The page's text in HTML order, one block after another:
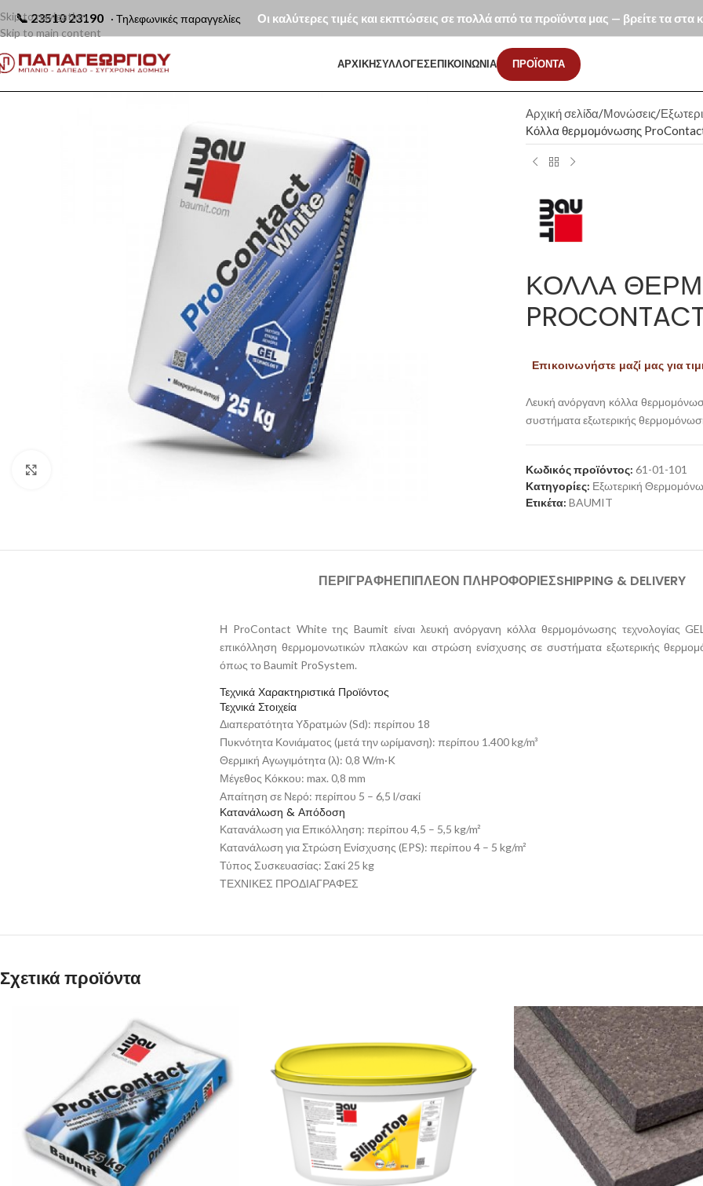
📞 23510 23190 · Τηλεφωνικές παραγγελίες Οι καλύτερες τιμές και εκπτώσεις σε πολλά από τα προϊόντα μας — βρείτε τα στα
Skip to navigation
Skip to main content
ΑΡΧΙΚΗΣΥΛΛΟΓΕΣΕΠΙΚΟΙΝΩΝΙΑ ΠΡΟΪΟΝΤΑ
Αρχική σελίδα Μονώσεις
Κόλλα θερμομόνωσης
ΚΌΛΛΑ
Επικοινωνήστε μαζί μας για
Λευκή ανόργανη κόλλα
συστήματα εξωτερικής
Κωδικός προϊόντος: 61-01-101
Κατηγορίες: Εξωτερική
Ετικέτα: BAUMIT
ΠΕΡΙΓΡΑΦΉΕΠΙΠΛΈΟΝ ΠΛΗΡΟΦΟΡΊΕΣSHIPPING & DELIVERY
Η ProContact White της Baumit είναι λευκή ανόργανη κόλλα θερμομόνωσης τεχνολογίας
επικόλληση θερμομονωτικών πλακών και στρώση ενίσχυσης σε συστήματα εξωτερικής
όπως το Baumit ProSystem.
Τεχνικά Χαρακτηριστικά Προϊόντος
Τεχνικά Στοιχεία
Διαπερατότητα Υδρατμών (Sd): περίπου 18
Πυκνότητα Κονιάματος (μετά την ωρίμανση): περίπου 1.400 kg/m³
Θερμική Αγωγιμότητα (λ): 0,8 W/m·K
Μέγεθος Κόκκου: max. 0,8 mm
Απαίτηση σε Νερό: περίπου 5 – 6,5 l/σακί
Κατανάλωση & Απόδοση
Κατανάλωση για Επικόλληση: περίπου 4,5 – 5,5 kg/m²
Κατανάλωση για Στρώση Ενίσχυσης (EPS): περίπου 4 – 5 kg/m²
Τύπος Συσκευασίας: Σακί 25 kg
ΤΕΧΝΙΚΕΣ ΠΡΟΔΙΑΓΡΑΦΕΣ
Σχετικά προϊόντα